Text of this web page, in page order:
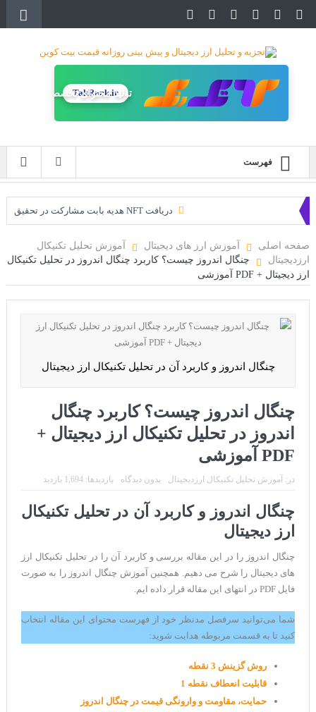
طراحی سایت حرفه‌ای
TakRank.ir
فهرست
دریافت NFT هدیه بابت مشارکت در تحقیق
خرید زمین‌های متاورس شیبا آغاز شده است!
تحریم ایران توسط استخر پولین!
بیت کوین به امید ETF به 60،000 دلار رسید!
ایردراپ رمزارز Morpher (MPH)
صفحه اصلی آموزش ارز های دیجیتال
آموزش تحلیل تکنیکال
ارزدیجیتال
چنگال اندروز چیست؟ کاربرد چنگال اندروز در تحلیل تکنیکال
ارز دیجیتال + PDF آموزشی
چنگال اندروز و کاربرد آن در تحلیل تکنیکال ارز دیجیتال
چنگال اندروز چیست؟ کاربرد چنگال
اندروز در تحلیل تکنیکال ارز دیجیتال +
PDF آموزشی
در: آموزش تحلیل تکنیکال ارزدیجیتال بدون دیدگاه بازدیدها: 1,694 بازدید
چنگال اندروز و کاربرد آن در تحلیل تکنیکال
ارز دیجیتال
چنگال اندروز را در این مقاله بررسی و کاربرد آن را در تحلیل تکنیکال ارز
های دیجیتال را شرح می دهیم. همچنین آموزش چنگال اندروز را به صورت
فایل PDF در انتهای این مقاله قرار داده ایم.
شما می‌توانید سرفصل مدنظر خود از فهرست محتوای این مقاله انتخاب
کنید تا به قسمت مربوطه هدایت شوید:
روش گزینش 3 نقطه
قابلیت انعطاف نقطه 1
حمایت، مقاومت و وارونگی قیمت در چنگال اندروز